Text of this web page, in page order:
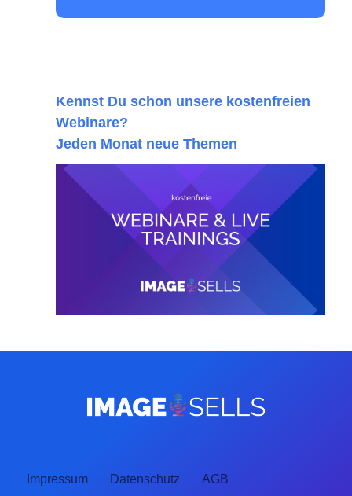
Kennst Du schon unsere kostenfreien
Webinare?
Jeden Monat neue Themen
Impressum Datenschutz AGB